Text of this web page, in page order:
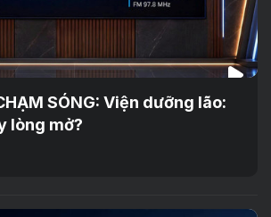
SÓNG: Viện dưỡng lão:
lòng mở?